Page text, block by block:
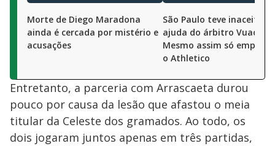
Morte de Diego Maradona
ainda é cercada por mistério e
acusações
São Paulo teve inaceitável
ajuda do árbitro Vuaden.
Mesmo assim só
o Athletico
Entretanto, a parceria com Arrascaeta durou
pouco por causa da lesão que afastou o meia
titular da Celeste dos gramados. Ao todo, os
dois jogaram juntos apenas em três partidas,